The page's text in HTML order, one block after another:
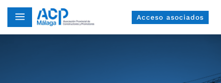
a Acceso asociados